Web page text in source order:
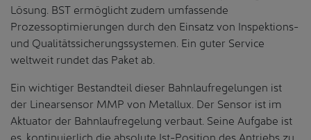
Lösung. BST ermöglicht zudem umfassende
Prozessoptimierungen durch den Einsatz von Inspektions-
und Qualitätssicherungssystemen. Ein guter Service
weltweit rundet das Paket ab.
Ein wichtiger Bestandteil dieser Bahnlaufregelungen ist
der Linearsensor MMP von Metallux. Der Sensor ist im
Aktuator der Bahnlaufregelung verbaut. Seine Aufgabe ist
es, kontinuierlich die absolute Ist-Position des Antriebs zu